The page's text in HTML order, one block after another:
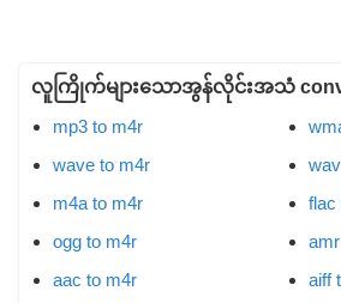
လူကြိုက်များသောအွန်လိုင်းအသံ
mp3 to m4r
wave to m4r
m4a to m4r
ogg to m4r
aac to m4r
flac
aiff